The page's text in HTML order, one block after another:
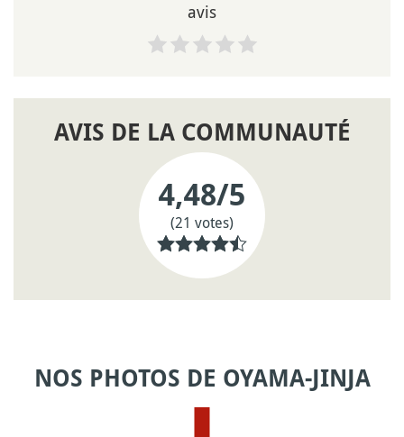
avis
AVIS DE LA COMMUNAUTÉ
4,48/5
(21 votes)
NOS PHOTOS DE OYAMA-JINJA